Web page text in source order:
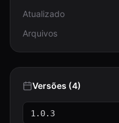
Atualizado
Arquivos
Versões (4)
1.0.3